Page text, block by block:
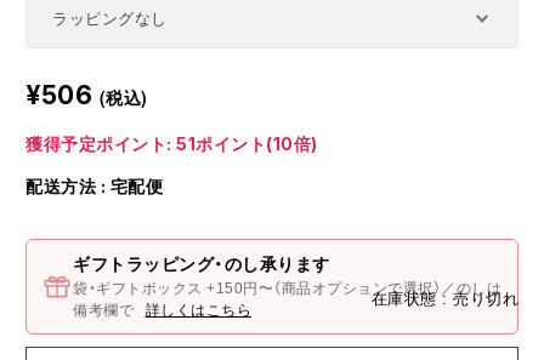
在庫状態 : 売り切れ
¥506 (税込)
獲得予定ポイント: 51ポイント(10倍)
配送方法 : 宅配便
ギフトラッピング・のし承ります
袋・ギフトボックス +150円〜（商品オプションで選択）／のしは
備考欄で
詳しくはこちら